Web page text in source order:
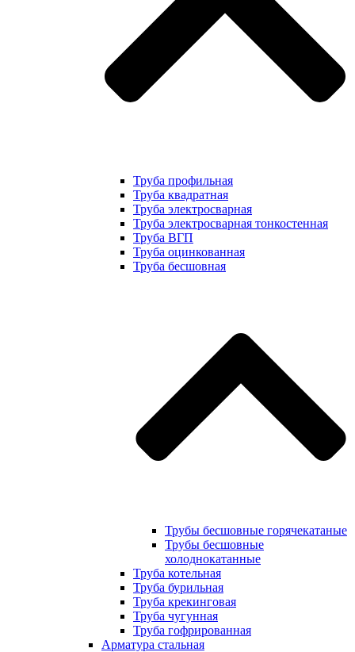
Труба профильная
Труба квадратная
Труба электросварная
Труба электросварная тонкостенная
Труба ВГП
Труба оцинкованная
Труба бесшовная
Трубы бесшовные горячекатаные
Трубы бесшовные
холоднокатанные
Труба котельная
Труба бурильная
Труба крекинговая
Труба чугунная
Труба гофрированная
Арматура стальная